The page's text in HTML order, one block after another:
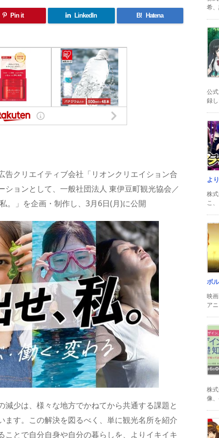
Pin it LinkedIn B! Hatena
クリエイティブ会社「リオンクリエイション合
ョンとして、一般社団法人 東伊豆町観光協会／
。」を企画・制作し、3月6日(月)に公開
少は、様々な地方でかねてから共通する課題と
す。この解決を図るべく、単に観光名所を紹介
とで自分自身や自分の暮らしを、よりイキイキ
希
公
録
よ
株
こ
ボ
映
ア
株
像